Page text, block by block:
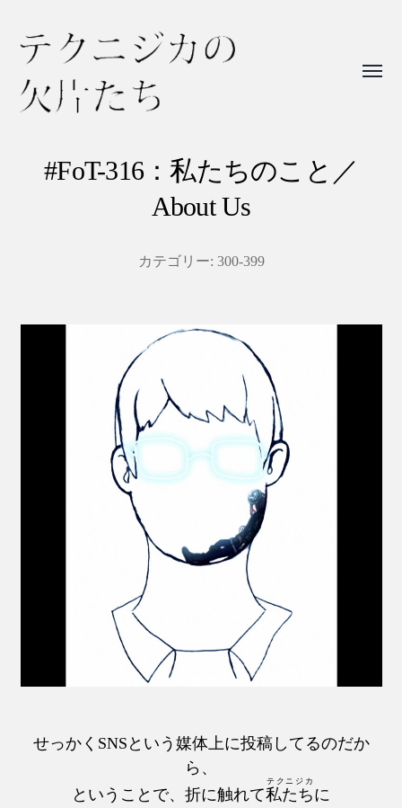
片
#FoT-316：私たちのこと／
About Us
カテゴリー: 300-399
せっかくSNSという媒体上に投稿してるのだか
ら、
ということで、折に触れて私たち
テクニジカ
に